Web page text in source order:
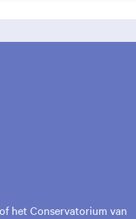
het Conservatorium van